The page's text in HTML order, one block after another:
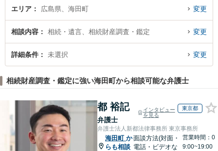
ール情報や弁護士費用、強みなどが注目されています。『海田町で土日や夜間
い』『初回相談無料で相続財産調査・鑑定を法律相談できる海田町内の弁護士
に相談予約したい』などでお困りの相談者さんにおすすめです。
エリア 広島県、海田町 変更
相談内容 相続・遺言、相続財産調査・鑑定 変更
詳細条件 未選択 変更
相続財産調査・鑑定に強い海田町から相談可能な弁護士
都 裕記
弁護士
インタビュー
を見る
東京都
弁護士法人新都法律事務所 東京事務所
海田町 か
らも相談
面談方法(対面・
電話・ビデオな
営業時間：0
9:00~19:00